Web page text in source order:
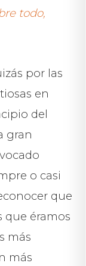
todo,
por las
en
del
gran
o casi
que
que éramos
más
más